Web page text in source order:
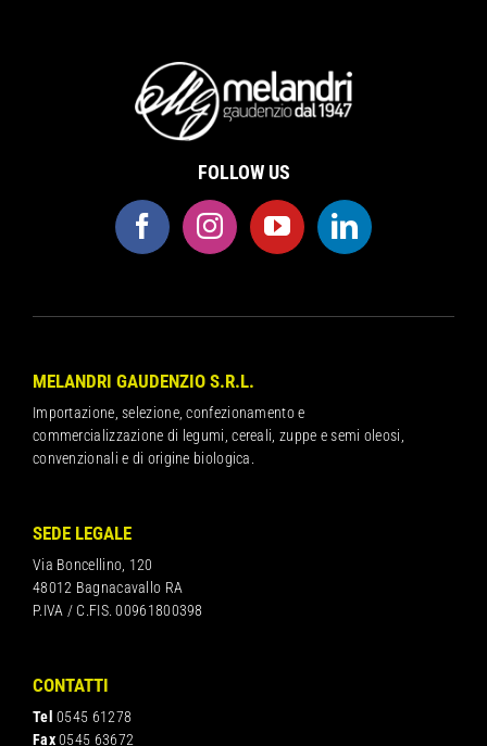
FOLLOW US
MELANDRI GAUDENZIO S.R.L.
Importazione, selezione, confezionamento e
commercializzazione di legumi, cereali, zuppe e semi oleosi,
convenzionali e di origine biologica.
SEDE LEGALE
Via Boncellino, 120
48012 Bagnacavallo RA
P.IVA / C.FIS. 00961800398
CONTATTI
Tel 0545 61278
Fax0545 63672